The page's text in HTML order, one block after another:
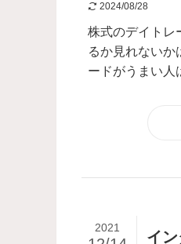
2024/08/28
株式のデイトレ
るか見れないか
ードがうまい人
イ
2021